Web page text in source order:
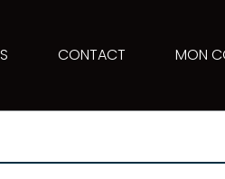
CONTACT MON